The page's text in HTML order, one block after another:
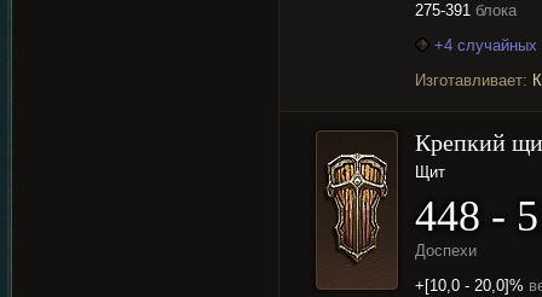
275-391 блока
+4 случайных
Изготавливает:
Крепкий
Щит
448 -
Доспехи
+[10,0 - 20,0]%